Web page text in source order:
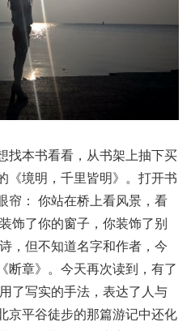
找本书看看，从书架上抽下买
《境明，千里皆明》。打开书
帘： 你站在桥上看风景，看
饰了你的窗子，你装饰了别
，但不知道名字和作者，今
断章》。今天再次读到，有了
了写实的手法，表达了人与
京平谷徒步的那篇游记中还化